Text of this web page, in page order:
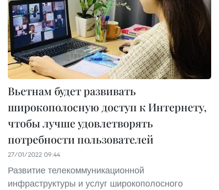
Вьетнам будет развивать
широкополосную доступ к Интернету,
чтобы лучше удовлетворять
потребности пользователей
27/01/2022 09:44
Развитие телекоммуникационной
инфраструктуры и услуг широкополосного